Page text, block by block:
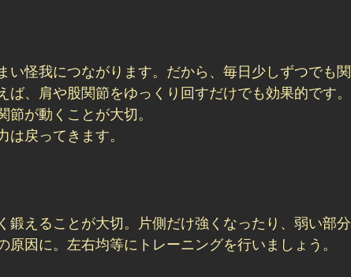
い怪我につながります。だから、毎日少しずつでも関
、肩や股関節をゆっくり回すだけでも効果的です。
が動くことが大切。
は戻ってきます。
鍛えることが大切。片側だけ強くなったり、弱い部分
因に。左右均等にトレーニングを行いましょう。